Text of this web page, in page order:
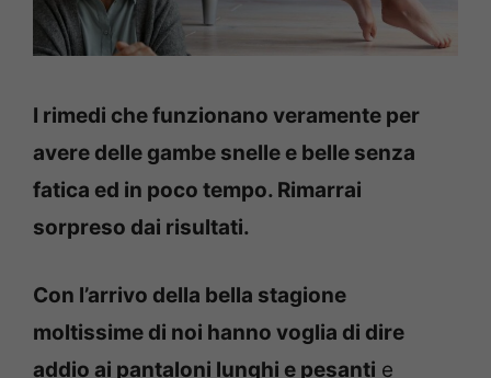
I rimedi che funzionano veramente per
avere delle gambe snelle e belle senza
fatica ed in poco tempo. Rimarrai
sorpreso dai risultati.
Con l’arrivo della bella stagione
moltissime di noi hanno voglia di dire
addio ai pantaloni lunghi e pesanti e